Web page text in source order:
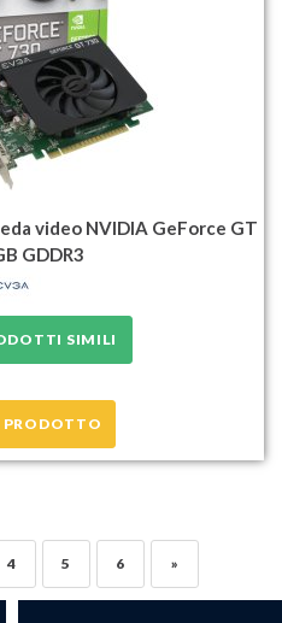
video NVIDIA GeForce GT
GDDR3
SIMILI
PRODOTTO
4 5 6 »